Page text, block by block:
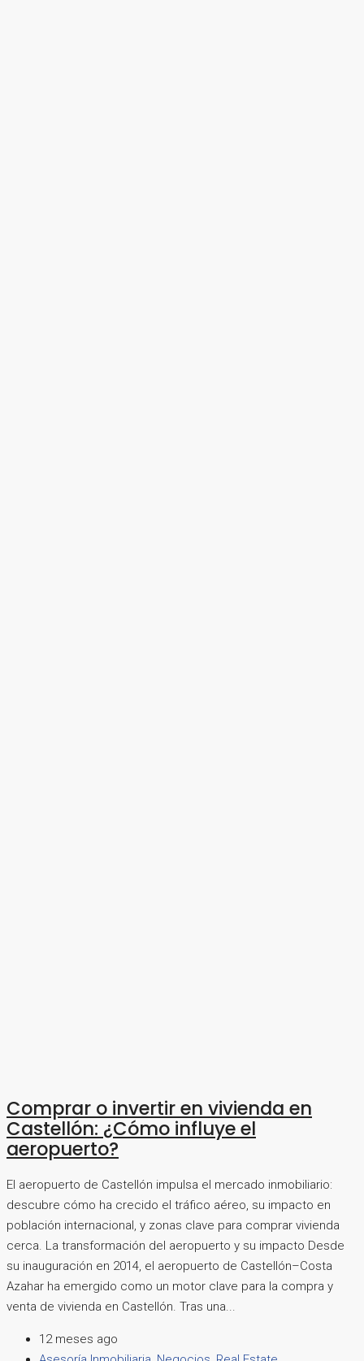
Comprar o invertir en vivienda en
Castellón: ¿Cómo influye el
aeropuerto?
El aeropuerto de Castellón impulsa el mercado inmobiliario:
descubre cómo ha crecido el tráfico aéreo, su impacto en
población internacional, y zonas clave para comprar vivienda
cerca. La transformación del aeropuerto y su impacto Desde
su inauguración en 2014, el aeropuerto de Castellón–Costa
Azahar ha emergido como un motor clave para la compra y
venta de vivienda en Castellón. Tras una...
12 meses ago